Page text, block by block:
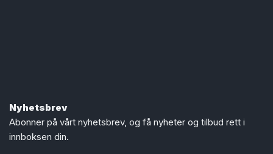
Nyhetsbrev
Abonner på vårt nyhetsbrev, og få nyheter og tilbud rett i
innboksen din.